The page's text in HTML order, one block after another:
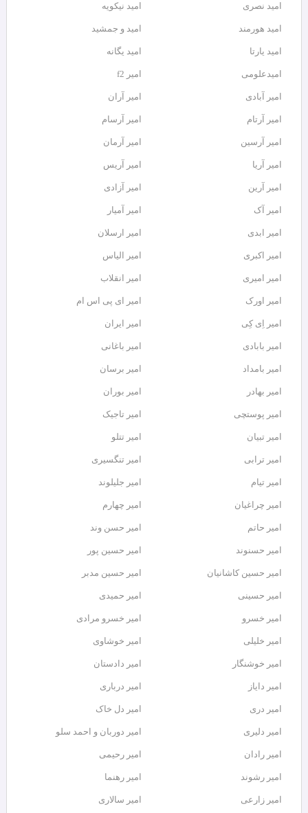
امید نصری امید نیکویه
امید هورمند امید و جمشید
امید یارتا امید یگانه
امیدعلومی امیر f2
امیر آبادی امیر آران
امیر آرتام امیر آرسام
امیر آرسین امیر آرمان
امیر آریا امیر آریس
امیر آرین امیر آزادی
امیر آک امیر آمیار
امیر ابدی امیر ارسلان
امیر اکبری امیر الیاس
امیر امیری امیر انقلاب
امیر اورک امیر ای پی اس ام
امیر اِی کِی امیر ایران
امیر بابادی امیر باغانی
امیر بامداد امیر برسان
امیر بهادر امیر بوران
امیر پوستچی امیر تاجیک
امیر تبیان امیر تتلو
امیر ترابی امیر تنگسیری
امیر تیام امیر جلیلوند
امیر چراغیان امیر چهارم
امیر حاتم امیر حسن وند
امیر حسنوند امیر حسین پور
امیر حسین کاشانیان امیر حسین مدبر
امیر حسینی امیر حمیدی
امیر خسرو امیر خسرو مرادی
امیر خلیلی امیر خوشاوی
امیر خوشنگار امیر دادستان
امیر دایاز امیر درباری
امیر دری امیر دل خاک
امیر دلیری امیر دوربان و احمد سلو
امیر رادان امیر رحیمی
امیر رشوند امیر رهنما
امیر زارعی امیر سالاری